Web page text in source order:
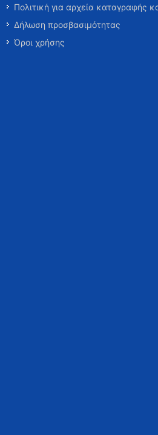
Πολιτική για αρχεία καταγραφής
Δήλωση προσβασιμότητας
Όροι χρήσης